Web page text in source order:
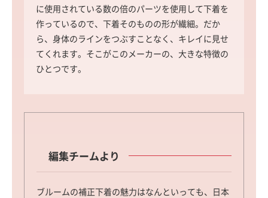
に使用されている数の倍のパーツを使用して下着を
作っているので、下着そのものの形が繊細。だか
ら、身体のラインをつぶすことなく、キレイに見せ
てくれます。そこがこのメーカーの、大きな特徴の
ひとつです。
編集チームより
ブルームの補正下着の魅力はなんといっても、日本